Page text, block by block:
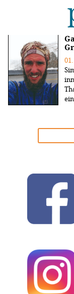
Weitere Artikel
Suchen